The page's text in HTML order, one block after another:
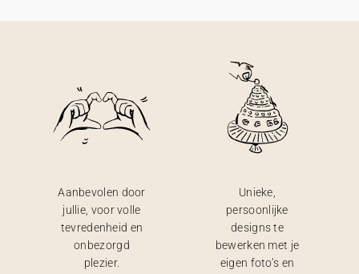
Aanbevolen door
jullie, voor volle
tevredenheid en
onbezorgd
plezier.
Unieke,
persoonlijke
designs te
bewerken met je
eigen foto’s en